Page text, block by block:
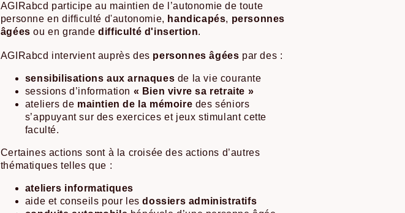
AGIRabcd participe au maintien de l’autonomie de toute
personne en difficulté d'autonomie, handicapés, personnes
âgées ou en grandedifficulté d'insertion.
AGIRabcd intervient auprès des personnes âgées par des :
sensibilisations aux arnaques de la vie courante
sessions d’information « Bien vivre sa retraite »
ateliers de maintien de la mémoire des séniors
s’appuyant sur des exercices et jeux stimulant cette
faculté.
Certaines actions sont à la croisée des actions d’autres
thématiques telles que :
ateliers informatiques
aide et conseils pour les dossiers administratifs